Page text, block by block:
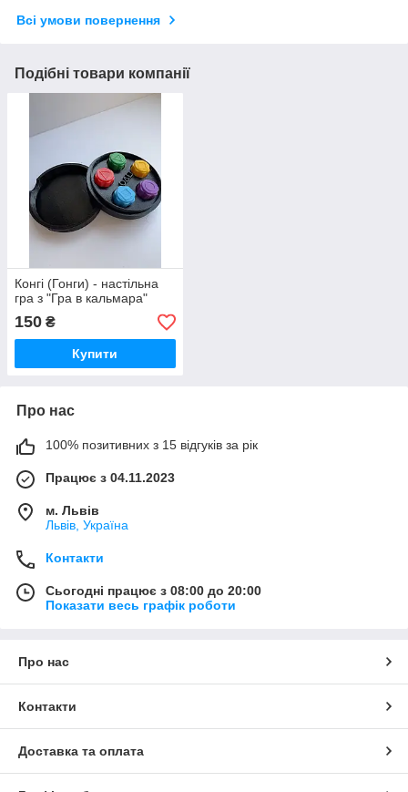
Всі умови повернення
Подібні товари компанії
Конгі (Гонги) - настільна
гра з "Гра в кальмара"
150 ₴
Купити
Про нас
100% позитивних з 15 відгуків за рік
Працює з 04.11.2023
м. Львів
Львів, Україна
Контакти
Сьогодні працює з 08:00 до 20:00
Показати весь графік роботи
Про нас
Контакти
Доставка та оплата